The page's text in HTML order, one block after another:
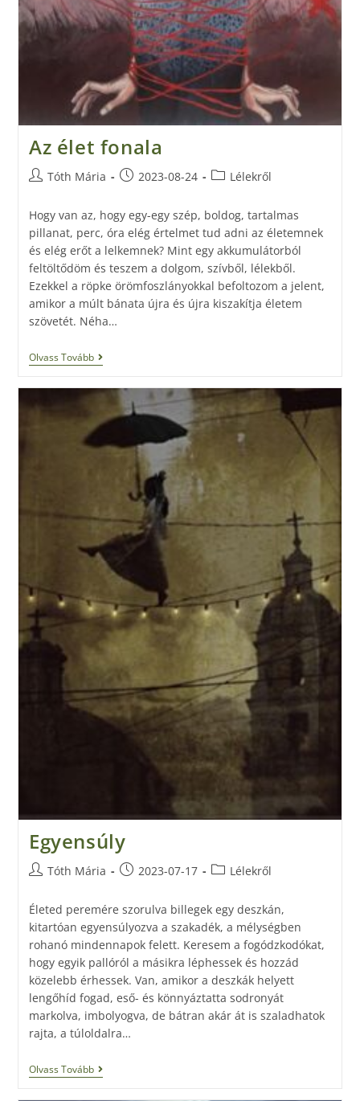
Az élet fonala
Tóth Mária 2023-08-24 Lélekről
Hogy van az, hogy egy-egy szép, boldog, tartalmas
pillanat, perc, óra elég értelmet tud adni az életemnek
és elég erőt a lelkemnek? Mint egy akkumulátorból
feltöltődöm és teszem a dolgom, szívből, lélekből.
Ezekkel a röpke örömfoszlányokkal befoltozom a jelent,
amikor a múlt bánata újra és újra kiszakítja életem
szövetét. Néha…
Olvass Tovább
Egyensúly
Tóth Mária 2023-07-17 Lélekről
Életed peremére szorulva billegek egy deszkán,
kitartóan egyensúlyozva a szakadék, a mélységben
rohanó mindennapok felett. Keresem a fogódzkodókat,
hogy egyik pallóról a másikra léphessek és hozzád
közelebb érhessek. Van, amikor a deszkák helyett
lengőhíd fogad, eső- és könnyáztatta sodronyát
markolva, imbolyogva, de bátran akár át is szaladhatok
rajta, a túloldalra…
Olvass Tovább